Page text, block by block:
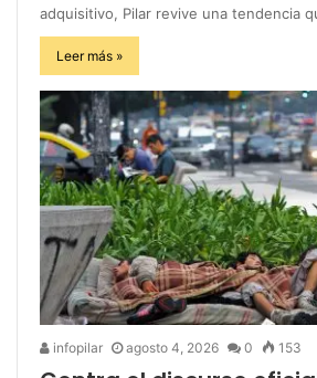
adquisitivo, Pilar revive una tendencia
Leer más »
infopilar agosto 4, 2026 0 153